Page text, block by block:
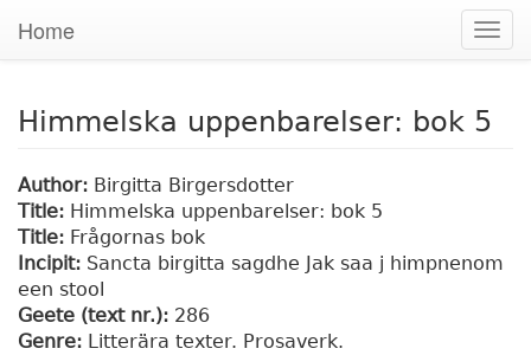
Home
Himmelska uppenbarelser: bok 5
Author: Birgitta Birgersdotter
Title: Himmelska uppenbarelser: bok 5
Title: Frågornas bok
Incipit: Sancta birgitta sagdhe Jak saa j himpnenom
een stool
Geete (text nr.): 286
Genre: Litterära texter. Prosaverk.